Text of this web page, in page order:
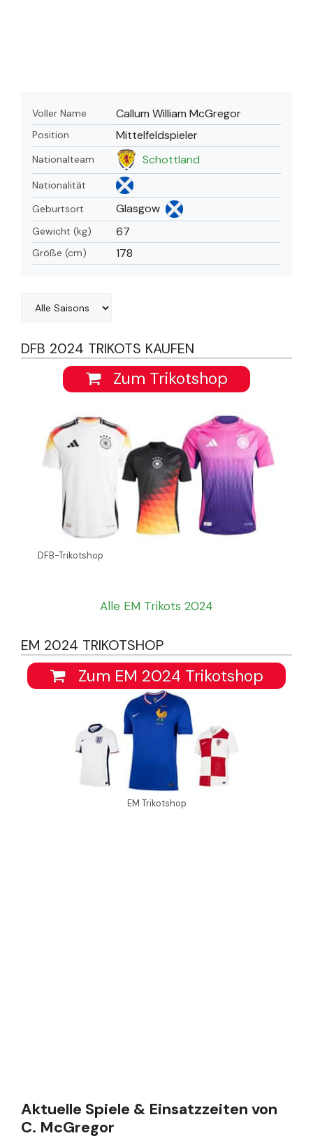
Voller Name Callum William McGregor
Position Mittelfeldspieler
Nationalteam Schottland
Nationalität
Geburtsort
Glasgow
Gewicht (kg) 67
Größe (cm) 178
DFB 2024 TRIKOTS KAUFEN
Zum Trikotshop
DFB-Trikotshop
Alle EM Trikots 2024
EM 2024 TRIKOTSHOP
Zum EM 2024 Trikotshop
EM Trikotshop
Aktuelle Spiele & Einsatzzeiten von
C. McGregor